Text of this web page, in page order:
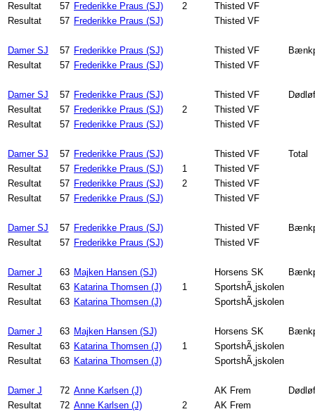
Resultat
57 Frederikke Praus (SJ) 2
Thisted VF
Resultat
57 Frederikke Praus (SJ) Thisted VF
Damer SJ 57 Frederikke Praus (SJ) Thisted VF
Resultat
57 Frederikke Praus (SJ) Thisted VF
Damer SJ 57 Frederikke Praus (SJ) Thisted VF
Resultat
57 Frederikke Praus (SJ) 2
Thisted VF
Resultat
57 Frederikke Praus (SJ) Thisted VF
Damer SJ 57 Frederikke Praus (SJ) Thisted VF
Total
Resultat
57 Frederikke Praus (SJ) 1
Thisted VF
Resultat
57 Frederikke Praus (SJ) 2
Thisted VF
Resultat
57 Frederikke Praus (SJ) Thisted VF
Damer SJ 57 Frederikke Praus (SJ) Thisted VF
Resultat
57 Frederikke Praus (SJ) Thisted VF
Damer J 63 Majken Hansen (SJ) Horsens SK
Resultat
63 Katarina Thomsen (J) 1
SportshÃ¸jskolen
Resultat
63 Katarina Thomsen (J) SportshÃ¸jskolen
Damer J 63 Majken Hansen (SJ) Horsens SK
Resultat
63 Katarina Thomsen (J) 1
SportshÃ¸jskolen
Resultat
63 Katarina Thomsen (J) SportshÃ¸jskolen
Damer J 72 Anne Karlsen (J) AK Frem
Resultat
72 Anne Karlsen (J) 2
AK Frem